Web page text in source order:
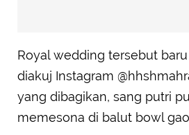
Royal wedding tersebut
diakuj Instagram
yang dibagikan, sang putri
memesona di balut bowl